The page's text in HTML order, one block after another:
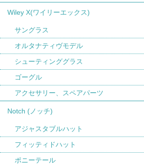
Wiley X(ワイリーエックス)
サングラス
オルタナティヴモデル
シューティンググラス
ゴーグル
アクセサリー、スペアパーツ
Notch (ノッチ)
アジャスタブルハット
フィッティドハット
ポニーテール